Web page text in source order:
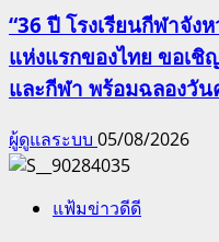
“36 ปี โรงเรียนกีฬาจัง
แห่งแรกของไทย ขอเชิ
และกีฬา พร้อมฉลองวั
ผู้ดูแลระบบ 05/08/2026
แฟ้มข่าวดีดี